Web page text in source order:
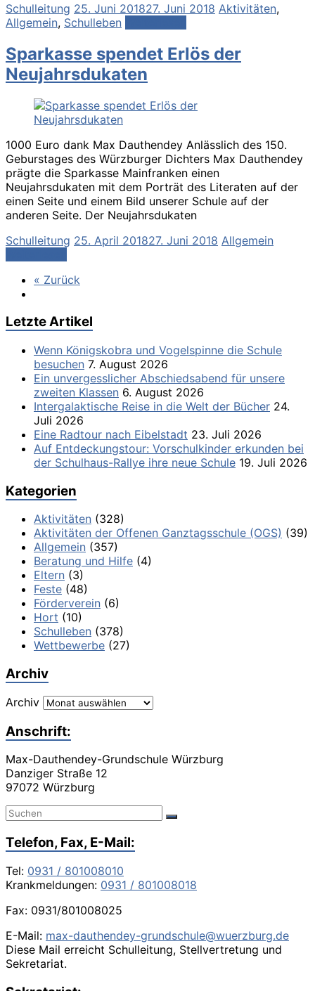
Schulleitung 25. Juni 201827. Juni 2018 Aktivitäten,
Allgemein, Schulleben
Sparkasse spendet Erlös der
Neujahrsdukaten
1000 Euro dank Max Dauthendey Anlässlich des 150.
Geburstages des Würzburger Dichters Max Dauthendey
prägte die Sparkasse Mainfranken einen
Neujahrsdukaten mit dem Porträt des Literaten auf der
einen Seite und einem Bild unserer Schule auf der
anderen Seite. Der Neujahrsdukaten
Schulleitung 25. April 201827. Juni 2018 Allgemein
« Zurück
Letzte Artikel
Wenn Königskobra und Vogelspinne die Schule
besuchen 7. August 2026
Ein unvergesslicher Abschiedsabend für unsere
zweiten Klassen 6. August 2026
Intergalaktische Reise in die Welt der Bücher 24.
Juli 2026
Eine Radtour nach Eibelstadt 23. Juli 2026
Auf Entdeckungstour: Vorschulkinder erkunden bei
der Schulhaus-Rallye ihre neue Schule 19. Juli 2026
Kategorien
Aktivitäten (328)
Aktivitäten der Offenen Ganztagsschule (OGS) (39)
Allgemein (357)
Beratung und Hilfe (4)
Eltern (3)
Feste (48)
Förderverein (6)
Hort (10)
Schulleben (378)
Wettbewerbe (27)
Archiv
Archiv
Anschrift:
Max-Dauthendey-Grundschule Würzburg
Danziger Straße 12
97072 Würzburg
Telefon, Fax, E-Mail:
Tel: 0931 / 801008010
Krankmeldungen: 0931 / 801008018
Fax: 0931/801008025
E-Mail: max-dauthendey-grundschule@wuerzburg.de
Diese Mail erreicht Schulleitung, Stellvertretung und
Sekretariat.